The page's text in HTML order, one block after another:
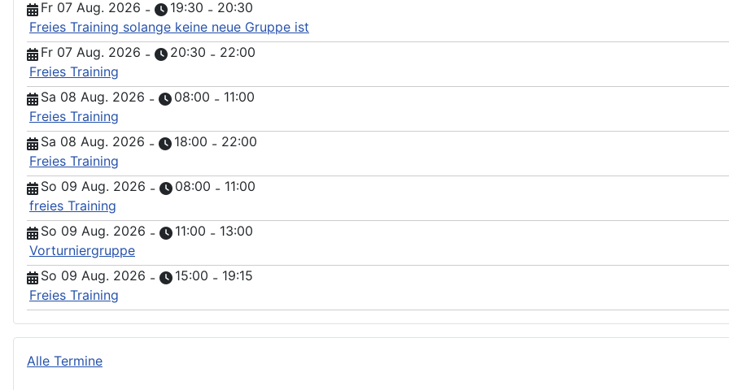
Fr 07 Aug. 2026 - 19:30 - 20:30
Freies Training solange keine neue Gruppe ist
Fr 07 Aug. 2026 - 20:30 - 22:00
Freies Training
Sa 08 Aug. 2026 - 08:00 - 11:00
Freies Training
Sa 08 Aug. 2026 - 18:00 - 22:00
Freies Training
So 09 Aug. 2026 - 08:00 - 11:00
freies Training
So 09 Aug. 2026 - 11:00 - 13:00
Vorturniergruppe
So 09 Aug. 2026 - 15:00 - 19:15
Freies Training
Alle Termine